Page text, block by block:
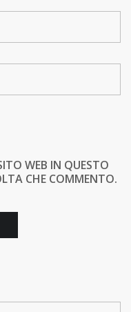
WEB IN QUESTO
CHE COMMENTO.